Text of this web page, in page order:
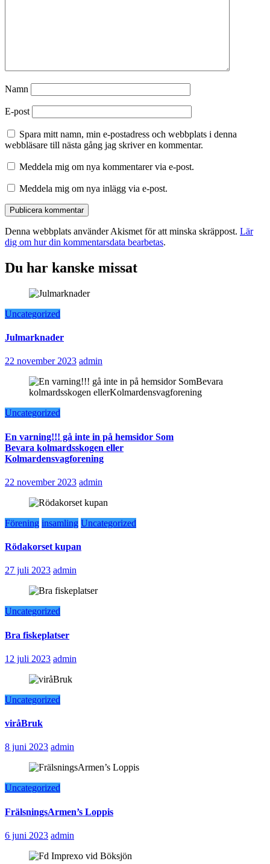
Namn
E-post
Spara mitt namn, min e-postadress och webbplats i denna
webbläsare till nästa gång jag skriver en kommentar.
Meddela mig om nya kommentarer via e-post.
Meddela mig om nya inlägg via e-post.
Denna webbplats använder Akismet för att minska skräppost. Lär
dig om hur din kommentarsdata bearbetas.
Du har kanske missat
Uncategorized
Julmarknader
22 november 2023 admin
Uncategorized
En varning!!! gå inte in på hemsidor Som
Bevara kolmardsskogen eller
Kolmardensvagforening
22 november 2023 admin
Förening insamling Uncategorized
Rödakorset kupan
27 juli 2023 admin
Uncategorized
Bra fiskeplatser
12 juli 2023 admin
Uncategorized
viråBruk
8 juni 2023 admin
Uncategorized
FrälsningsArmen’s Loppis
6 juni 2023 admin